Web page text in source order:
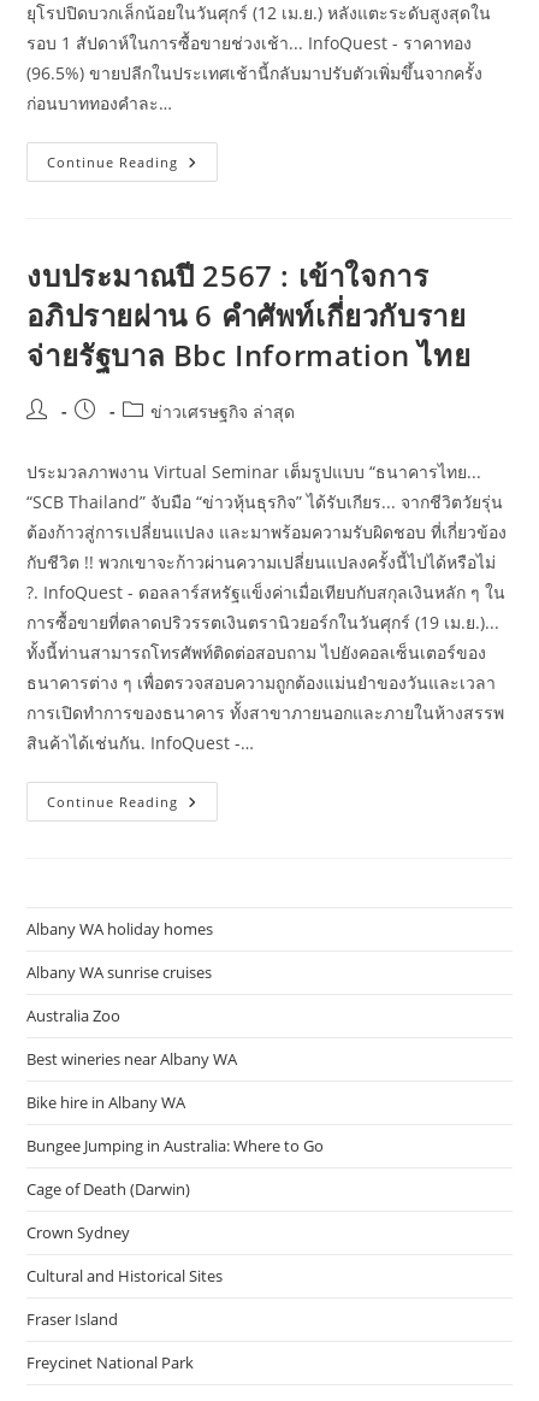
ยุโรปปิดบวกเล็กน้อยในวันศุกร์ (12 เม.ย.) หลังแตะระดับสูงสุดใน
รอบ 1 สัปดาห์ในการซื้อขายช่วงเช้า... InfoQuest - ราคาทอง
(96.5%) ขายปลีกในประเทศเช้านี้กลับมาปรับตัวเพิ่มขึ้นจากครั้ง
ก่อนบาททองคำละ…
Continue Reading หยุด
สง
ตัว
เอง
ข่าย
“ซึม
เศร้า
หลัง
หรือ
Pbs
News
ข่าว
ไทย
พี
บี
เอส
งบประมาณปี 2567 : เข้าใจการ
อภิปรายผ่าน 6 คำศัพท์เกี่ยวกับราย
จ่ายรัฐบาล Bbc Information ไทย
Post
Post
Postข่าวเศรษฐกิจ ล่าสุด
ประมวลภาพงาน Virtual Seminar เต็มรูปแบบ “ธนาคารไทย...
“SCB Thailand” จับมือ “ข่าวหุ้นธุรกิจ” ได้รับเกียร... จากชีวิตวัยรุ่น
ต้องก้าวสู่การเปลี่ยนแปลง และมาพร้อมความรับผิดชอบ ที่เกี่ยวข้อง
กับชีวิต !! พวกเขาจะก้าวผ่านความเปลี่ยนแปลงครั้งนี้ไปได้หรือไม่
?. InfoQuest - ดอลลาร์สหรัฐแข็งค่าเมื่อเทียบกับสกุลเงินหลัก ๆ ใน
การซื้อขายที่ตลาดปริวรรตเงินตรานิวยอร์กในวันศุกร์ (19 เม.ย.)...
ทั้งนี้ท่านสามารถโทรศัพท์ติดต่อสอบถาม ไปยังคอลเซ็นเตอร์ของ
ธนาคารต่าง ๆ เพื่อตรวจสอบความถูกต้องแม่นยำของวันและเวลา
การเปิดทำการของธนาคาร ทั้งสาขาภายนอกและภายในห้างสรรพ
สินค้าได้เช่นกัน. InfoQuest -…
Continue Reading งบ
ประมาณ
ผ่าน
คำ
จ่าย
รัฐบาล
Information
Albany WA holiday homes
Albany WA sunrise cruises
Australia Zoo
Best wineries near Albany WA
Bike hire in Albany WA
Bungee Jumping in Australia: Where to Go
Cage of Death (Darwin)
Crown Sydney
Cultural and Historical Sites
Fraser Island
Freycinet National Park